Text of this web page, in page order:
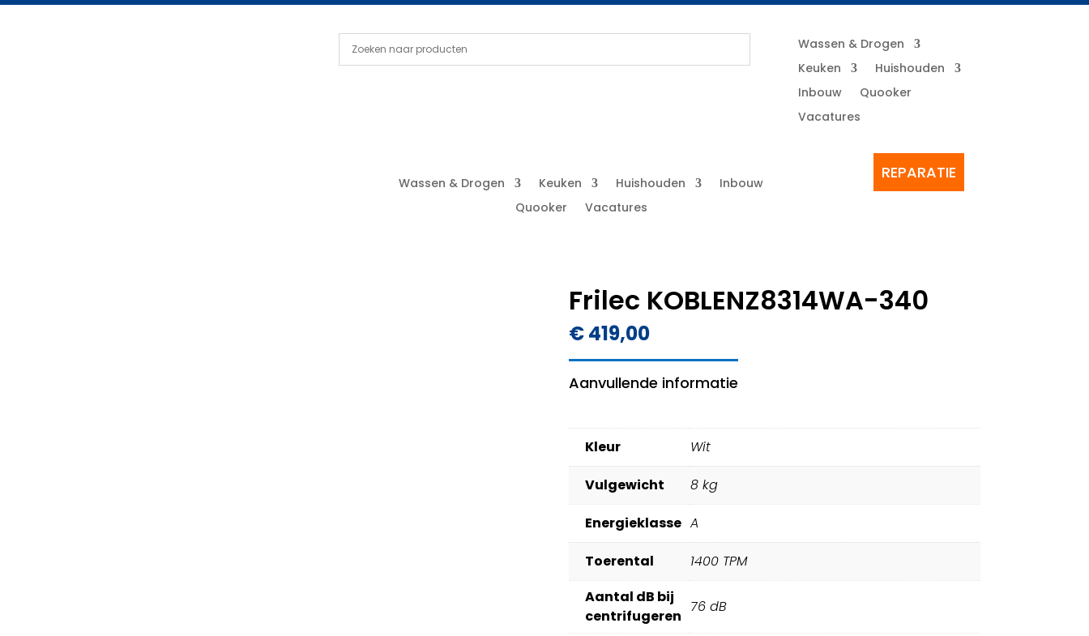
Wassen & Drogen
Keuken
Huishouden
Inbouw
Quooker
Vacatures
Wassen & Drogen Keuken Huishouden
Inbouw
Quooker
Vacatures
REPARATIE
Frilec KOBLENZ8314WA-340
€419,00
Aanvullende informatie
Kleur Wit
Vulgewicht 8 kg
Energieklasse A
Toerental
1400 TPM
Aantal dB bij
centrifugeren
76 dB